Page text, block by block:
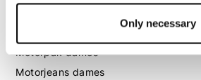
Only necessary
Motorpak dames
Motorjeans dames